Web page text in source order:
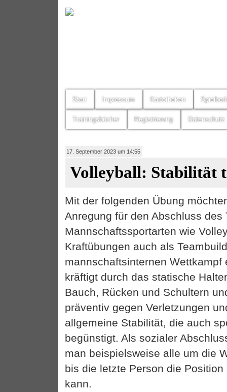
Start Impressum Kartotheken
Trainingsbücher Registrierung Datenschutz
17. September 2023 um 14:55
Volleyball: Stabilität
Mit der folgenden Übung
Anregung für den Abschluss des
Mannschaftssportarten wie
Kraftübungen auch als
mannschaftsinternen Wettkampf
kräftigt durch das statische
Bauch, Rücken und Schultern
präventiv gegen Verletzungen
allgemeine Stabilität, die auch
begünstigt. Als sozialer
man beispielsweise alle um die
bis die letzte Person die
kann.